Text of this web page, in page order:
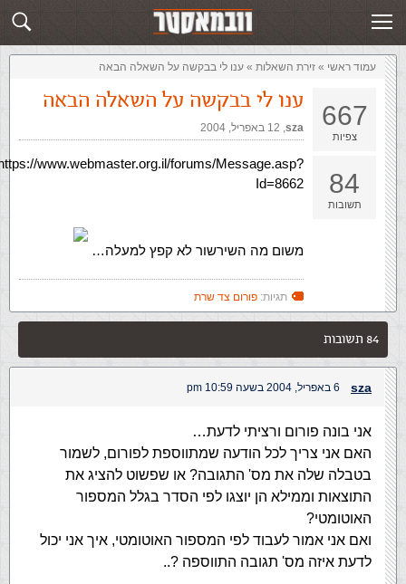
שלח תשובה זירת השאלות
עמוד ראשי » ‏זירת השאלות‏ » ענו לי בבקשה על השאלה הבאה
667
צפיות
84
תשובות
ענו לי בבקשה על השאלה הבאה
sza
,‏ 12 באפריל, 2004
www.webmaster.org.il/forums/Message.asp?
Id=8662
משום מה השירשור לא קפץ למעלה…
תגיות: פורום צד שרת
84 תשובות
sza 6 באפריל, 2004 בשעה 10:59 pm
אני בונה פורום ורציתי לדעת…
האם אני צריך לכל הודעה שמתווספת לפורום, לשמור
בטבלה שלה את מס' התגובה? או שפשוט להציג את
התוצאות וממילא הן יוצגו לפי הסדר בגלל המספור
האוטומטי?
ואם אני אמור לעבוד לפי המספור האוטומטי, איך אני יכול
לדעת איזה מס' תגובה התווספה ?..